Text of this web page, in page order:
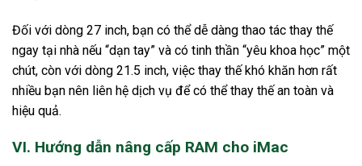
Đối với dòng 27 inch, bạn có thể dễ dàng thao tác thay thế
ngay tại nhà nếu “dạn tay” và có tinh thần “yêu khoa học” một
chút, còn với dòng 21.5 inch, việc thay thế khó khăn hơn rất
nhiều bạn nên liên hệ dịch vụ để có thể thay thế an toàn và
hiệu quả.
VI. Hướng dẫn nâng cấp RAM cho iMac